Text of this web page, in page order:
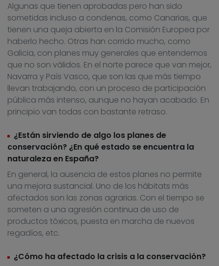
Algunas que tienen aprobadas pero han sido
sometidas incluso a condenas, como Canarias, que
tienen una queja abierta en la Comisión Europea por
haberlo hecho. Otras han corrido mucho, como
Galicia, con planes muy generales que entendemos
que no son válidos. En el norte parece que van mejor,
Navarra y País Vasco, que son las que más tiempo
llevan trabajando, con un proceso de participación
pública más intenso, aunque no hayan acabado. En
principio van todas con bastante retraso.
¿Están sirviendo de algo los planes de
conservación? ¿En qué estado se encuentra la
naturaleza en España?
En general, la ausencia de estos planes no permite
una mejora sustancial. Uno de los hábitats más
afectados son las zonas agrarias. Con el tiempo se
someten a una agresión continua de uso de
productos tóxicos, puesta en marcha de nuevos
regadíos, etc.
¿Cómo ha afectado la crisis a la conservación?